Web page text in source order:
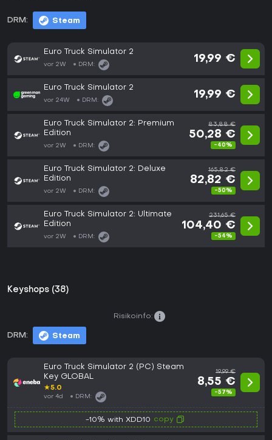
DRM: Steam
Euro Truck Simulator 2
vor 2W DRM:
19,99 €
Euro Truck Simulator 2
vor 24W DRM:
19,99 €
Euro Truck Simulator 2: Premium
Edition
vor 2W DRM:
83,88 €
50,28 €
-40%
Euro Truck Simulator 2: Deluxe
Edition
vor 2W DRM:
165,82 €
82,82 €
-50%
Euro Truck Simulator 2: Ultimate
Edition
vor 2W DRM:
231,65 €
104,40 €
-54%
Keyshops (38)
DRM: Steam
Risikoinfo:
Euro Truck Simulator 2 (PC) Steam
Key GLOBAL
★5.0
vor 4d DRM:
19,99 €
8,55 €
-57%
-10% with XDD10 copy